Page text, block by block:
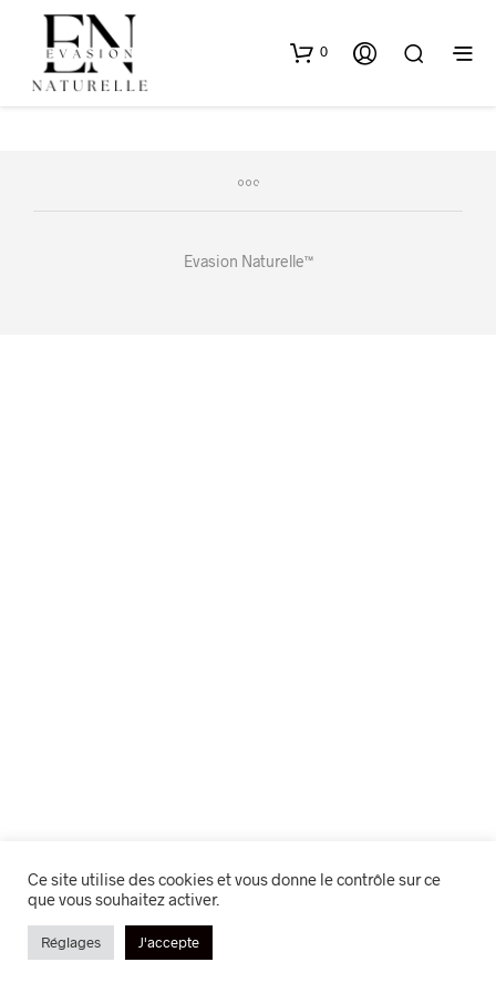
0
Evasion Naturelle™
Ce site utilise des cookies et vous donne le contrôle sur ce
que vous souhaitez activer.
Réglages J'accepte